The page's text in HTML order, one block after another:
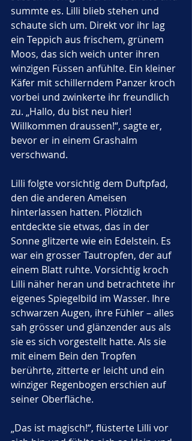
summte es. Lilli blieb stehen und
schaute sich um. Direkt vor ihr lag
ein Teppich aus frischem, grünem
Moos, das sich weich unter ihren
winzigen Füssen anfühlte. Ein kleiner
Käfer mit schillerndem Panzer kroch
vorbei und zwinkerte ihr freundlich
zu. „Hallo, du bist neu hier!
Willkommen draussen!“, sagte er,
bevor er in einem Grashalm
verschwand.
Lilli folgte vorsichtig dem Duftpfad,
den die anderen Ameisen
hinterlassen hatten. Plötzlich
entdeckte sie etwas, das in der
Sonne glitzerte wie ein Edelstein. Es
war ein grosser Tautropfen, der auf
einem Blatt ruhte. Vorsichtig kroch
Lilli näher heran und betrachtete ihr
eigenes Spiegelbild im Wasser. Ihre
schwarzen Augen, ihre Fühler – alles
sah grösser und glänzender aus als
sie es sich vorgestellt hatte. Als sie
mit einem Bein den Tropfen
berührte, zitterte er leicht und ein
winziger Regenbogen erschien auf
seiner Oberfläche.
„Das ist magisch!“, flüsterte Lilli vor